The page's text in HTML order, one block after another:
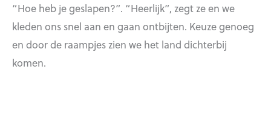
“Hoe heb je geslapen?”. “Heerlijk”, zegt ze en we
kleden ons snel aan en gaan ontbijten. Keuze genoeg
en door de raampjes zien we het land dichterbij
komen.